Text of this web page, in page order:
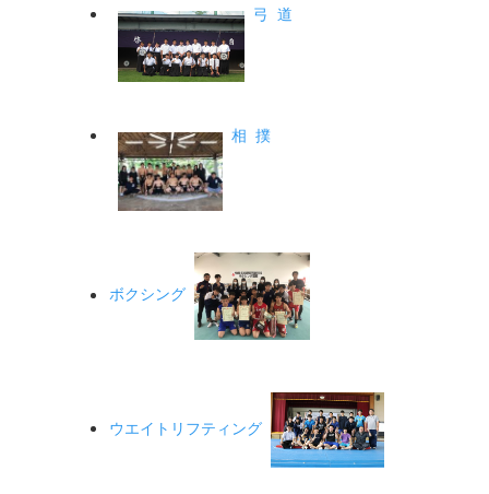
弓 道
相 撲
ボクシング
ウエイトリフティング